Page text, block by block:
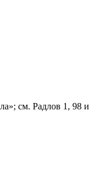
см. Радлов 1, 98